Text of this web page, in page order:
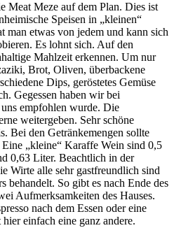
Meat Meze auf dem Plan. Dies ist
Speisen in „kleinen“
man etwas von jedem und kann sich
Es lohnt sich. Auf den
Mahlzeit erkennen. Um nur
Brot, Oliven, überbackene
Dips, geröstetes Gemüse
Gegessen haben wir bei
empfohlen wurde. Die
weitergeben. Sehr schöne
Bei den Getränkemengen sollte
„kleine“ Karaffe Wein sind 0,5
0,63 Liter. Beachtlich in der
Wirte alle sehr gastfreundlich sind
behandelt. So gibt es nach Ende des
Aufmerksamkeiten des Hauses.
nach dem Essen oder eine
einfach eine ganz andere.